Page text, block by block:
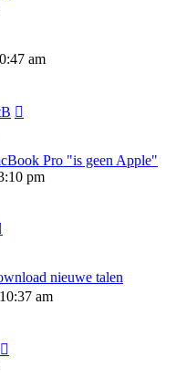
am
Pro "is geen Apple"
pm
nieuwe talen
am